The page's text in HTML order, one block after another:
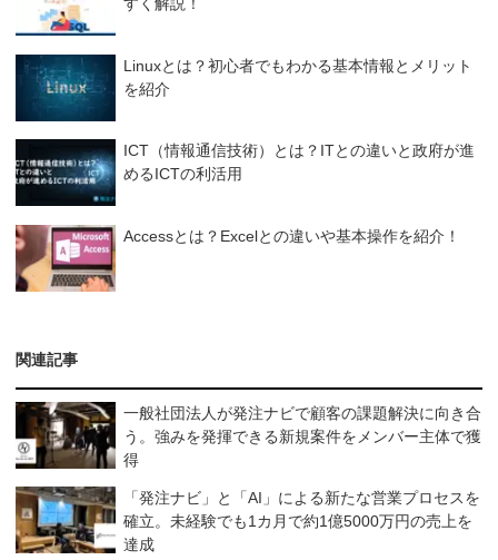
すく解説！
Linuxとは？初心者でもわかる基本情報とメリット
を紹介
ICT（情報通信技術）とは？ITとの違いと政府が進
めるICTの利活用
Accessとは？Excelとの違いや基本操作を紹介！
関連記事
一般社団法人が発注ナビで顧客の課題解決に向き合
う。強みを発揮できる新規案件をメンバー主体で獲
得
「発注ナビ」と「AI」による新たな営業プロセスを
確立。未経験でも1カ月で約1億5000万円の売上を
達成